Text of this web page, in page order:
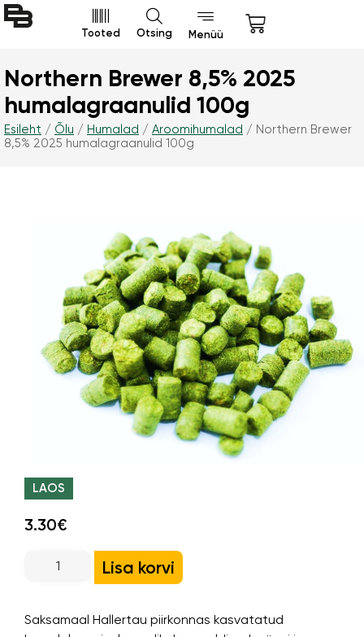
Tooted Otsing Menüü
Northern Brewer 8,5% 2025
humalagraanulid 100g
Esileht / Õlu / Humalad / Aroomihumalad / Northern Brewer
8,5% 2025 humalagraanulid 100g
LAOS
3.30€
Lisa korvi
Saksamaal Hallertau piirkonnas kasvatatud